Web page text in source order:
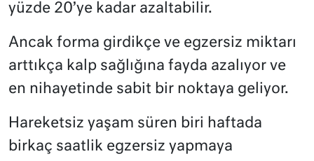
yüzde 20’ye kadar azaltabilir.
Ancak forma girdikçe ve egzersiz miktarı
arttıkça kalp sağlığına fayda azalıyor ve
en nihayetinde sabit bir noktaya geliyor.
Hareketsiz yaşam süren biri haftada
birkaç saatlik egzersiz yapmaya